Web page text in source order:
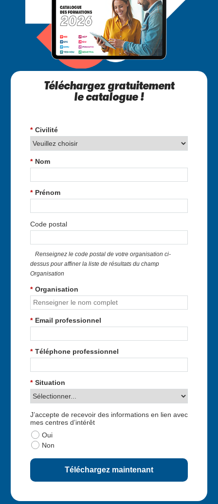
Téléchargez gratuitement
le catalogue !
* Civilité
* Nom
* Prénom
Code postal
Renseignez le code postal de votre organisation ci-
dessus pour affiner la liste de résultats du champ
Organisation
* Organisation
* Email professionnel
* Téléphone professionnel
* Situation
J’accepte de recevoir des informations en lien avec
mes centres d’intérêt
Oui
Non
Téléchargez maintenant